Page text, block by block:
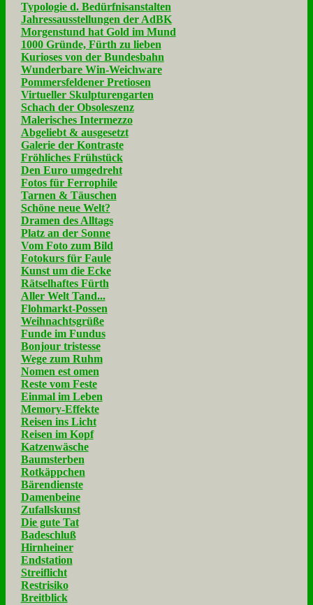
Typologie d. Bedürfnisanstalten
Jahressausstellungen der AdBK
Morgenstund hat Gold im Mund
1000 Gründe, Fürth zu lieben
Kurioses von der Bundesbahn
Wunderbare Win-Weichware
Pommersfeldener Pretiosen
Virtueller Skulpturengarten
Schach der Obsoleszenz
Malerisches Intermezzo
Abgeliebt & ausgesetzt
Galerie der Kontraste
Fröhliches Frühstück
Den Euro umgedreht
Fotos für Ferrophile
Tarnen & Täuschen
Schöne neue Welt?
Dramen des Alltags
Platz an der Sonne
Vom Foto zum Bild
Fotokurs für Faule
Kunst um die Ecke
Rätselhaftes Fürth
Aller Welt Tand...
Flohmarkt-Possen
Weihnachtsgrüße
Funde im Fundus
Bonjour tristesse
Wege zum Ruhm
Nomen est omen
Reste vom Feste
Einmal im Leben
Memory-Effekte
Reisen ins Licht
Reisen im Kopf
Katzenwäsche
Baumsterben
Rotkäppchen
Bärendienste
Damenbeine
Zufallskunst
Die gute Tat
Badeschluß
Hirnheiner
Endstation
Streiflicht
Restrisiko
Breitblick